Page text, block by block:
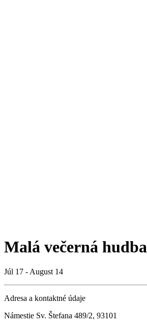
Malá večerná hudba
Júl 17 - August 14
Adresa a kontaktné údaje
Námestie Sv. Štefana 489/2, 93101